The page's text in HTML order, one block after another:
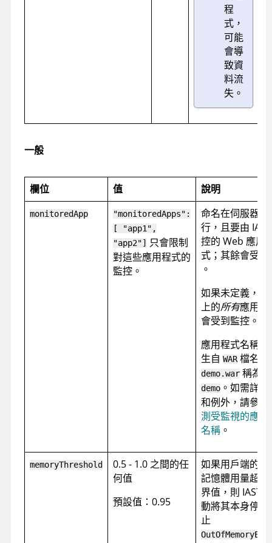
程
式，
可能
會導
致資
料流
失。
一般
欄位 值 說明
monitoredApp
"monitoredApps":
[ "app1",
"app2"]
只會限制
對這些應用程式的
監控。
命名在伺服器上
行，且要由
控的 Web 應用
式；其餘會受到
。
如果未定義，伺
上的所有應用程
會受到監控。
應用程式名稱通
生自 WAR檔名，
demo.war 稱為
demo 。如需詳
和例外，請參閱
測受監視的應用
名稱 。
memoryThreshold
0.5 - 1.0 之間的任
何值
預設值：0.95
如果用戶端的
記憶體用量超過
界值，則 IAST
動將其本身停用
止